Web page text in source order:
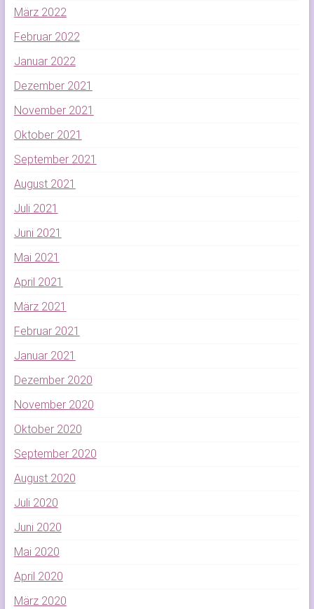
März 2022
Februar 2022
Januar 2022
Dezember 2021
November 2021
Oktober 2021
September 2021
August 2021
Juli 2021
Juni 2021
Mai 2021
April 2021
März 2021
Februar 2021
Januar 2021
Dezember 2020
November 2020
Oktober 2020
September 2020
August 2020
Juli 2020
Juni 2020
Mai 2020
April 2020
März 2020